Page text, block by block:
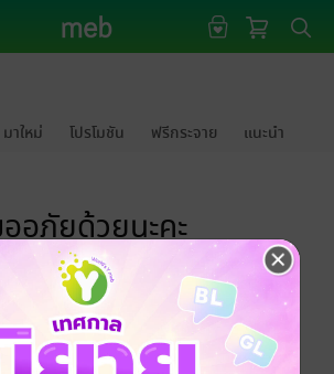
มาใหม่ โปรโมชัน ฟรีกระจาย แนะนำ
อภัยด้วยนะคะ
อมูลในหัวข้อที่คุณกำลังชมค่ะ